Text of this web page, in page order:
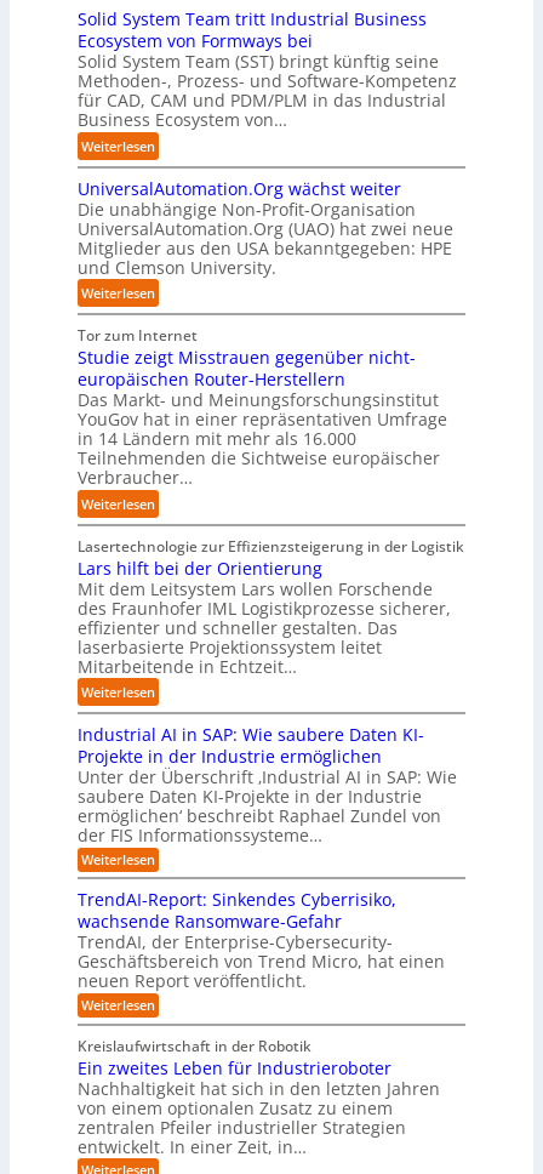
a
h
r
e
n
f
ü
r
d
e
n
G
i
g
a
c
t
o
r
y
-
A
u
b
a
u
u
m
C
o
-
C
E
O
e
c
h
e
n
z
e
n
t
r
e
n
i
n
D
e
u
t
s
c
h
l
a
n
d
:
T
r
e
f
f
p
u
k
t
f
ü
r
p
r
a
x
i
s
n
a
h
e
A
u
t
o
m
a
t
i
s
i
e
r
u
n
g
s
l
ö
s
u
n
g
e
n
b
:
D
i
s
r
u
p
t
b
l
i
c
k
t
f
d
i
e
Z
u
k
u
f
t
d
e
r
I
n
d
u
s
t
r
i
e
a
u
t
o
m
a
t
i
s
i
e
r
u
n
g
Solid System Team tritt Industrial Business
Ecosystem von Formways bei
Solid System Team (SST) bringt künftig seine
Methoden-, Prozess- und Software-Kompetenz
für CAD, CAM und PDM/PLM in das Industrial
Business Ecosystem von…
Weiterlesen:
S
o
l
i
d
S
y
s
t
e
m
T
e
a
m
t
r
i
t
I
n
d
u
s
t
r
a
l
u
s
i
n
s
s
E
c
o
s
y
s
t
e
m
o
UniversalAutomation.Org wächst weiter
Die unabhängige Non-Profit-Organisation
UniversalAutomation.Org (UAO) hat zwei neue
Mitglieder aus den USA bekanntgegeben: HPE
und Clemson University.
Weiterlesen:
U
n
i
v
e
r
s
a
l
A
u
o
m
a
t
i
o
n
.
O
r
g
w
ä
c
h
s
t
w
e
i
t
e
r
Tor zum Internet
Studie zeigt Misstrauen gegenüber nicht-
europäischen Router-Herstellern
Das Markt- und Meinungsforschungsinstitut
YouGov hat in einer repräsentativen Umfrage
in 14 Ländern mit mehr als 16.000
Teilnehmenden die Sichtweise europäischer
Verbraucher…
Weiterlesen:
S
t
u
d
i
e
z
e
g
t
M
i
s
s
t
r
a
u
e
n
g
e
g
e
n
b
e
n
i
Lasertechnologie zur Effizienzsteigerung in der Logistik
Lars hilft bei der Orientierung
Mit dem Leitsystem Lars wollen Forschende
des Fraunhofer IML Logistikprozesse sicherer,
effizienter und schneller gestalten. Das
laserbasierte Projektionssystem leitet
Mitarbeitende in Echtzeit…
Weiterlesen:
L
a
r
s
h
i
l
f
t
b
e
i
d
e
r
O
r
i
e
n
i
e
Industrial AI in SAP: Wie saubere Daten KI-
Projekte in der Industrie ermöglichen
Unter der Überschrift ‚Industrial AI in SAP: Wie
saubere Daten KI-Projekte in der Industrie
ermöglichen‘ beschreibt Raphael Zundel von
der FIS Informationssysteme…
Weiterlesen:
I
n
d
u
s
t
r
i
a
l
A
I
i
n
S
P
:
TrendAI-Report: Sinkendes Cyberrisiko,
wachsende Ransomware-Gefahr
TrendAI, der Enterprise-Cybersecurity-
Geschäftsbereich von Trend Micro, hat einen
neuen Report veröffentlicht.
Weiterlesen:
T
r
e
n
d
A
-
R
Kreislaufwirtschaft in der Robotik
Ein zweites Leben für Industrieroboter
Nachhaltigkeit hat sich in den letzten Jahren
von einem optionalen Zusatz zu einem
zentralen Pfeiler industrieller Strategien
entwickelt. In einer Zeit, in…
Weiterlesen: